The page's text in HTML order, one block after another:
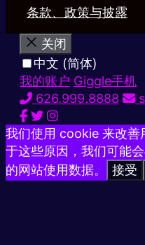
条款、政策与披露
关闭
中文 (简体)
我的账户 Giggle手机
626.999.8888
我们使用 cookie 来改善
于这些原因，我们可能
的网站使用数据。
接受